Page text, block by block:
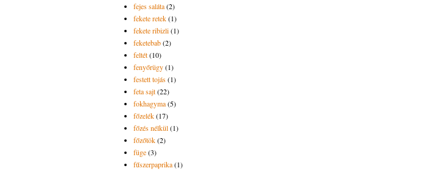
fejes saláta(2)
fekete retek(1)
fekete ribizli(1)
feketebab(2)
feltét(10)
fenyőrügy(1)
festett tojás(1)
feta sajt(22)
fokhagyma(5)
főzelék(17)
főzés nélkül(1)
főzőtök(2)
füge(3)
fűszerpaprika(1)